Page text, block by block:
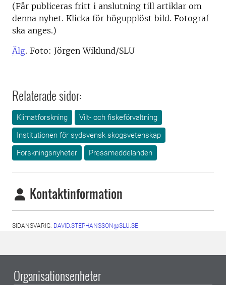
(Får publiceras fritt i anslutning till artiklar om
denna nyhet. Klicka för högupplöst bild. Fotograf
ska anges.)
Älg. Foto: Jörgen Wiklund/SLU
Relaterade sidor:
Klimatforskning
Vilt- och fiskeförvaltning
Institutionen för sydsvensk skogsvetenskap
Forskningsnyheter
Pressmeddelanden
Kontaktinformation
SIDANSVARIG: DAVID.STEPHANSSON@SLU.SE
Organisationsenheter